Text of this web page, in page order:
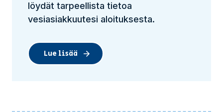
löydät tarpeellista tietoa
vesiasiakkuutesi aloituksesta.
Lue lisää